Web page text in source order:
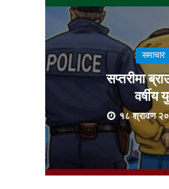
समाचार
सप्तरीमा
वर्षीय
१८ श्रावण